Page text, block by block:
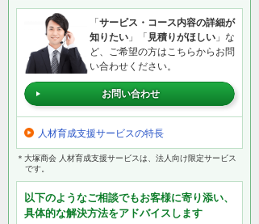
「 サービス・コース内容の詳細が
知りたい 」「 見積りがほしい 」な
ど、ご希望の方はこちらからお問
い合わせください。
お問い合わせ
人材育成支援サービスの特長
＊大塚商会 人材育成支援サービスは、法人向け限定サービス
です。
以下のようなご相談でもお客様に寄り添い、
具体的な解決方法をアドバイスします